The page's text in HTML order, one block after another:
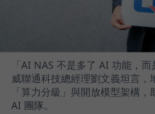
「AI NAS 不是多了 AI 功能，
威聯通科技總經理劉文義坦言，
「算力分級」與開放模型架構
AI 團隊。